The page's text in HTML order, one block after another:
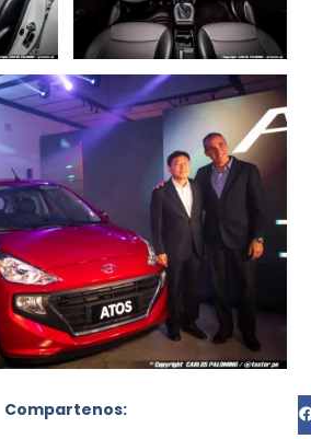
Compartenos: